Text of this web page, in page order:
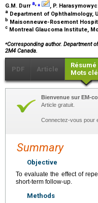
G.M. Durra,⁎ , P.
a Department of Ophthalmology,
b Maisonneuve-Rosemont
c Montreal Glaucoma Institute,
⁎Corresponding author. Department
2M4 Canada.
PDF Article
Résumé
Mots
Bienvenue sur EM-
Article gratuit.
Connectez-vous pour
Summary
Objective
To evaluate the effect of
short-term follow-up.
Methods